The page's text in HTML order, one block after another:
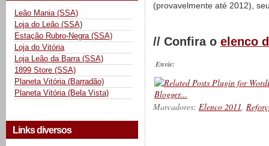
Leão Mania (SSA)
Loja do Leão (SSA)
Estação Rubro-Negra (SSA)
Loja do Vitória
Loja Leão da Barra (SSA)
1899 Store (SSA)
Planeta Vitória (Barradão)
Planeta Vitória (Bela Vista)
Links diversos
(provavelmente até 2012),
// Confira o elenco
Envie:
Marcadores: Elenco 2011,